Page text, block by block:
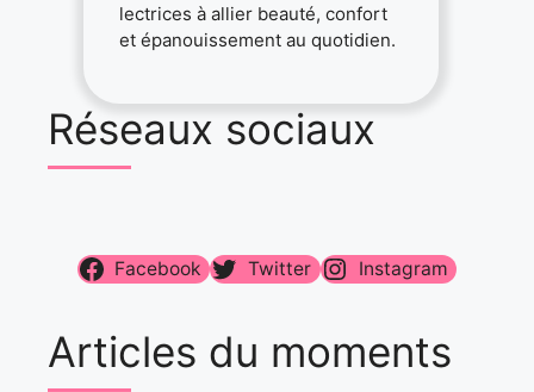
lectrices à allier beauté, confort
et épanouissement au quotidien.
Réseaux sociaux
Facebook Twitter Instagram
Articles du moments